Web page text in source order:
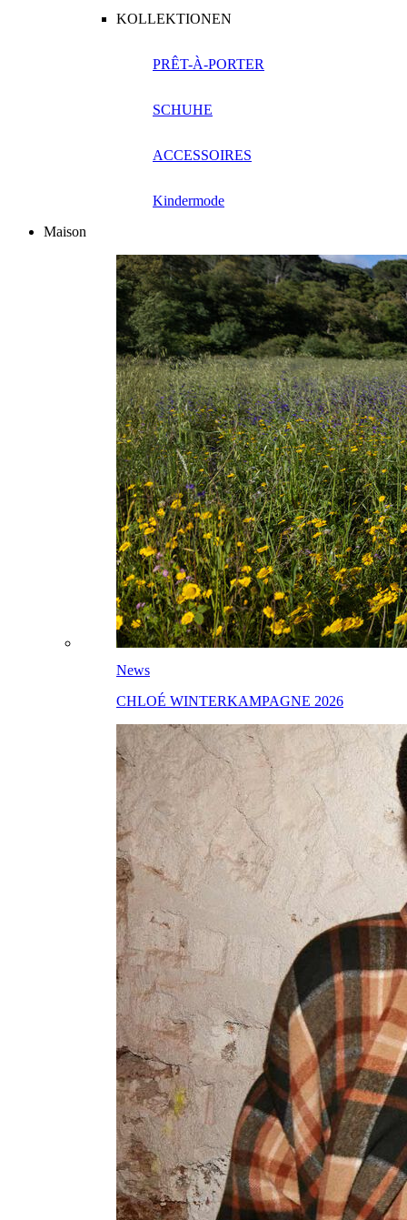
KOLLEKTIONEN
PRÊT-À-PORTER
SCHUHE
ACCESSOIRES
Kindermode
Maison
News
CHLOÉ WINTERKAMPAGNE 2026